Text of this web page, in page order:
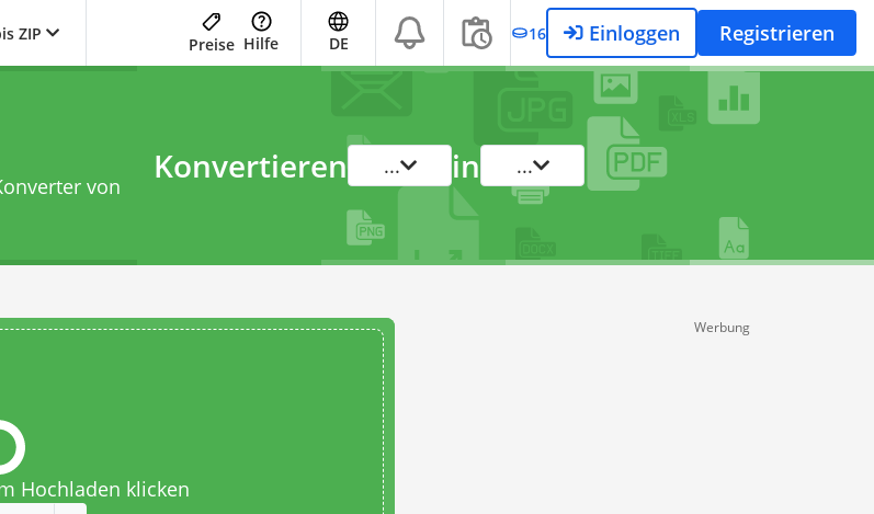
ZIP
Preise Hilfe DE 16 Einloggen Registrieren
von
Konvertieren ... in ...
Hochladen klicken
Werbung